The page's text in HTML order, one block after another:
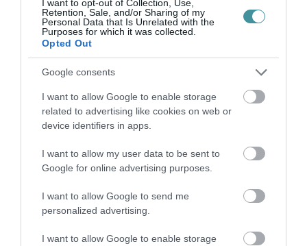
I want to opt-out of Collection, Use,
Retention, Sale, and/or Sharing of my
Personal Data that Is Unrelated with the
Purposes for which it was collected.
Opted Out
Google consents
I want to allow Google to enable storage
related to advertising like cookies on web or
device identifiers in apps.
I want to allow my user data to be sent to
Google for online advertising purposes.
I want to allow Google to send me
personalized advertising.
I want to allow Google to enable storage
ELOLTOTTÁK A TÜZET
DÉDESTAPOLCSÁNYNÁL, KILENCÓRÁS
2026. augusztus 06|Környék ügye
KATONAI HELIKOPTEREK SEGÍTIK AZ
OLTÁST A DÉDESTAPOLCSÁNYI...
2026. augusztus 05